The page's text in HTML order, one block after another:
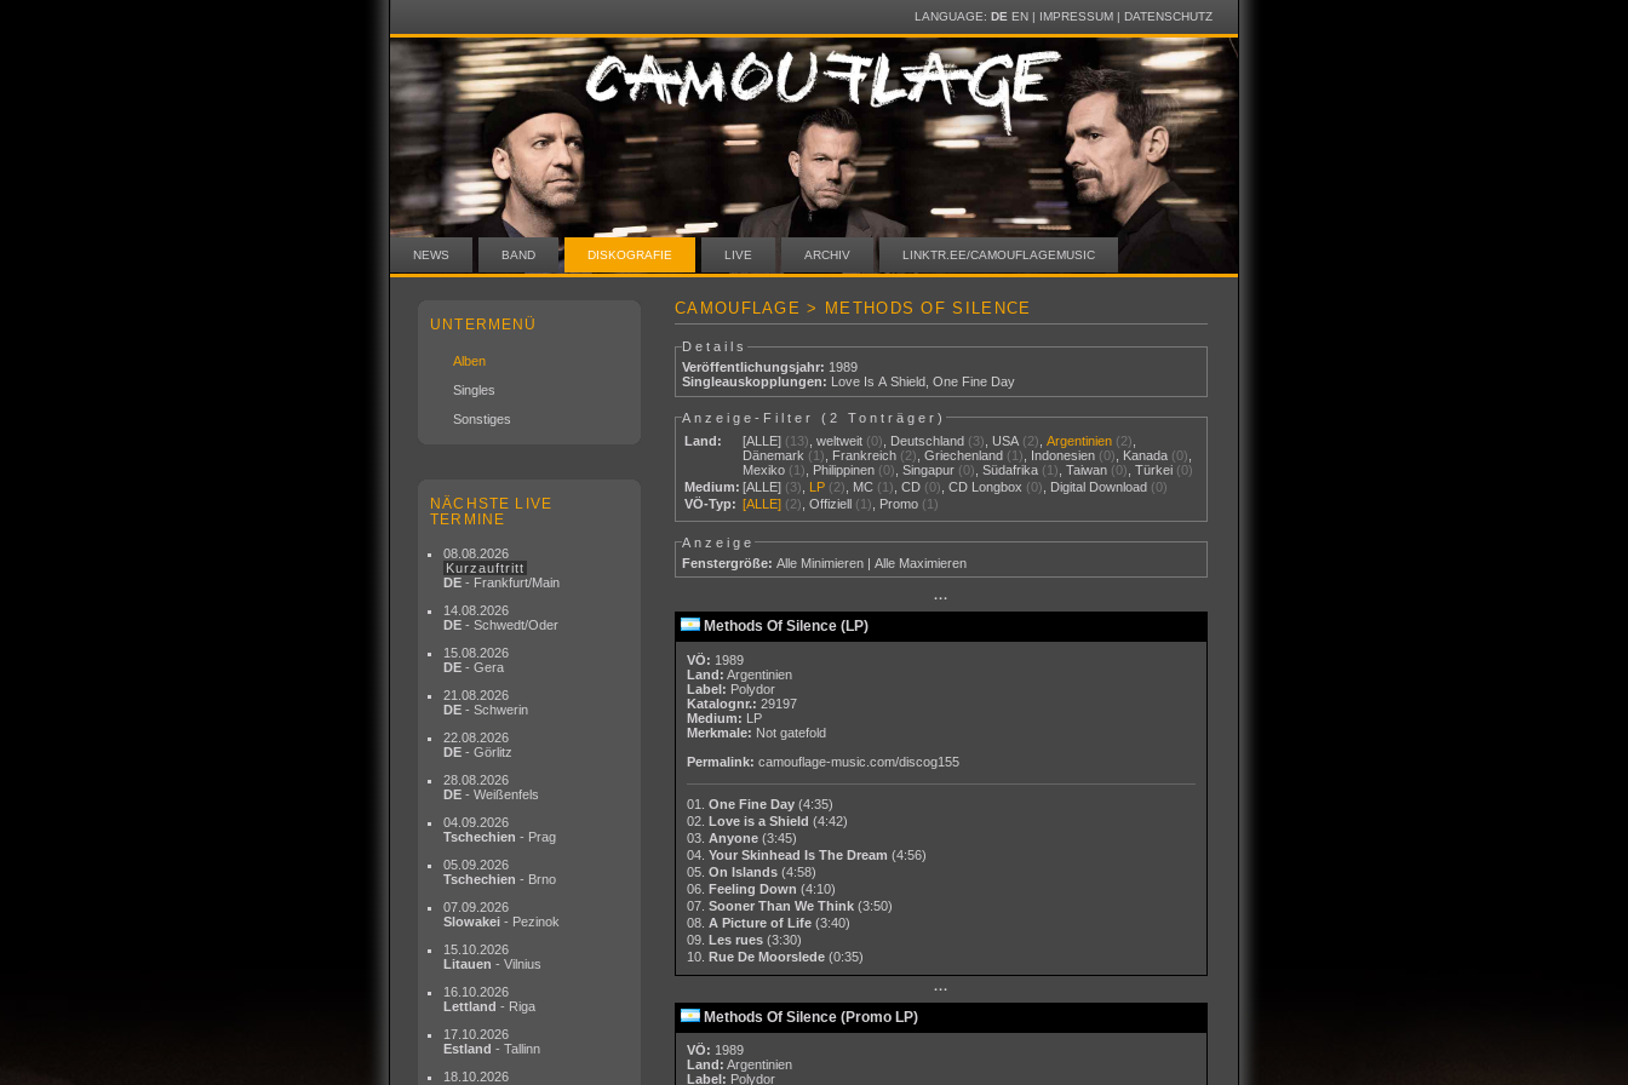
LANGUAGE: DE EN| IMPRESSUM| DATENSCHUTZ
NEWS BAND DISKOGRAFIE LIVE ARCHIV LINKTR.EE/CAMOUFLAGEMUSIC
UNTERMENÜ
Alben
Singles
Sonstiges
NÄCHSTE LIVE
TERMINE
08.08.2026
Kurzauftritt
DE - Frankfurt/Main
14.08.2026
DE - Schwedt/Oder
15.08.2026
DE - Gera
21.08.2026
DE - Schwerin
22.08.2026
DE - Görlitz
28.08.2026
DE - Weißenfels
04.09.2026
Tschechien - Prag
05.09.2026
Tschechien - Brno
07.09.2026
Slowakei - Pezinok
15.10.2026
Litauen - Vilnius
16.10.2026
Lettland - Riga
17.10.2026
Estland - Tallinn
18.10.2026
CAMOUFLAGE > METHODS OF SILENCE
Details
Veröffentlichungsjahr: 1989
Singleauskopplungen: Love Is A Shield,One Fine Day
Anzeige-Filter (2 Tonträger)
Land:
[ALLE] (13) ,weltweit (0) Deutschland (3) USA (2) ,Argentinien (2)
Dänemark (1) Frankreich (2) ,Griechenland (1) Indonesien (0) Kanada (0)
Mexiko (1) Philippinen (0) ,Singapur (0) ,Südafrika (1) ,Taiwan (0) ,Türkei (0)
Medium: [ALLE] (3) LP (2) MC (1) ,CD (0) ,CD Longbox (0) Digital Download (0)
VÖ-Typ: [ALLE] (2) ,Offiziell (1) Promo (1)
Anzeige
Fenstergröße: Alle Minimieren |Alle Maximieren
···
Methods Of Silence (LP)
VÖ: 1989
Land: Argentinien
Label: Polydor
Katalognr.: 29197
Medium: LP
Merkmale: Not gatefold
Permalink: camouflage-music.com/discog155
01. One Fine Day (4:35)
02.
Love is a Shield (4:42)
03. Anyone (3:45)
04. Your Skinhead Is The Dream (4:56)
05. On Islands (4:58)
06.
Feeling Down (4:10)
07. Sooner Than We Think (3:50)
08. A Picture of Life (3:40)
09.
Les rues (3:30)
10.
Rue De Moorslede (0:35)
···
Methods Of Silence (Promo LP)
VÖ: 1989
Land: Argentinien
Label: Polydor